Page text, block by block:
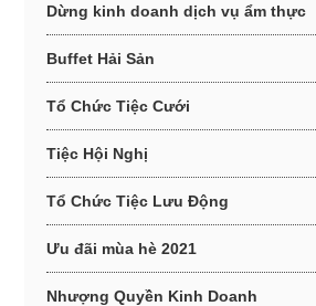
Dừng kinh doanh dịch vụ ẩm thực
Buffet Hải Sản
Tổ Chức Tiệc Cưới
Tiệc Hội Nghị
Tổ Chức Tiệc Lưu Động
Ưu đãi mùa hè 2021
Nhượng Quyền Kinh Doanh